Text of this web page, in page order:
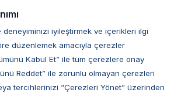
deneyiminizi iyileştirmek ve içerikleri ilgi
düzenlemek amacıyla çerezler
Kabul Et” ile tüm çerezlere onay
Reddet” ile zorunlu olmayan çerezleri
tercihlerinizi “Çerezleri Yönet” üzerinden